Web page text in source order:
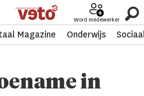
Word medewerker
Magazine Onderwijs
in